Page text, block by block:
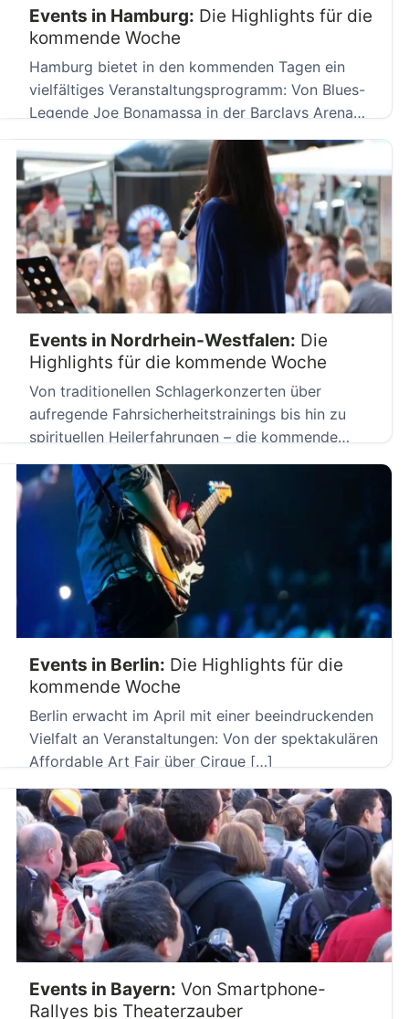
Events in Hamburg: Die Highlights für die
kommende Woche
Hamburg bietet in den kommenden Tagen ein
vielfältiges Veranstaltungsprogramm: Von Blues-
Legende Joe Bonamassa in der Barclays Arena
über […]
Events in Nordrhein-Westfalen: Die
Highlights für die kommende Woche
Von traditionellen Schlagerkonzerten über
aufregende Fahrsicherheitstrainings bis hin zu
spirituellen Heilerfahrungen – die kommende
Woche in Nordrhein-Westfalen bietet […]
Events in Berlin: Die Highlights für die
kommende Woche
Berlin erwacht im April mit einer beeindruckenden
Vielfalt an Veranstaltungen: Von der spektakulären
Affordable Art Fair über Cirque […]
Events in Bayern: Von Smartphone-
Rallyes bis Theaterzauber